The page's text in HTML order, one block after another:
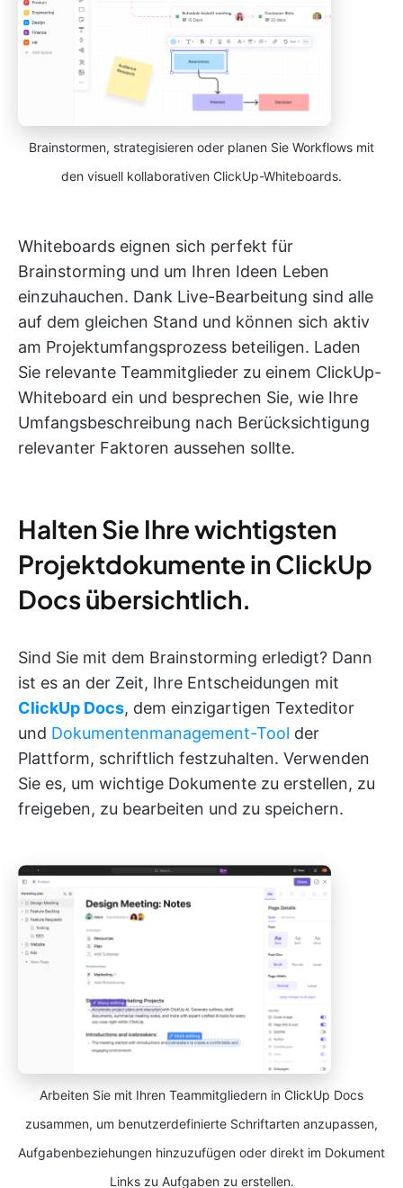
Brainstormen, strategisieren oder planen Sie Workflows mit
den visuell kollaborativen ClickUp-Whiteboards.
Whiteboards eignen sich perfekt für
Brainstorming und um Ihren Ideen Leben
einzuhauchen. Dank Live-Bearbeitung sind alle
auf dem gleichen Stand und können sich aktiv
am Projektumfangsprozess beteiligen. Laden
Sie relevante Teammitglieder zu einem ClickUp-
Whiteboard ein und besprechen Sie, wie Ihre
Umfangsbeschreibung nach Berücksichtigung
relevanter Faktoren aussehen sollte.
Halten Sie Ihre wichtigsten
Projektdokumente in ClickUp
Docs übersichtlich.
Sind Sie mit dem Brainstorming erledigt? Dann
ist es an der Zeit, Ihre Entscheidungen mit
ClickUp Docs, dem einzigartigen Texteditor
und Dokumentenmanagement-Tool der
Plattform, schriftlich festzuhalten. Verwenden
Sie es, um wichtige Dokumente zu erstellen, zu
freigeben, zu bearbeiten und zu speichern.
Arbeiten Sie mit Ihren Teammitgliedern in ClickUp Docs
zusammen, um benutzerdefinierte Schriftarten anzupassen,
Aufgabenbeziehungen hinzuzufügen oder direkt im Dokument
Links zu Aufgaben zu erstellen.